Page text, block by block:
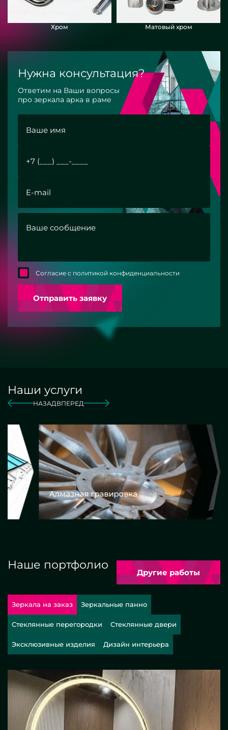
Хром Матовый хром
Нужна консультация?
Ответим на Ваши вопросы
про зеркала арка в раме
Согласие с политикой конфиденциальности
Отправить заявку
Наши услуги
НАЗАД ВПЕРЕД
Алмазная гравировка
Наше портфолио
Другие работы
Зеркала на заказ Зеркальные панно
Стеклянные перегородки Стеклянные двери
Эксклюзивные изделия Дизайн интерьера